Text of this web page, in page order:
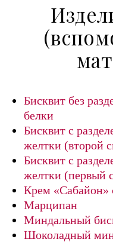
Бисквит без
белки
Бисквит с
желтки (второй
Бисквит с
желтки (первый
Крем «Сабайон»
Марципан
Миндальный
Шоколадный